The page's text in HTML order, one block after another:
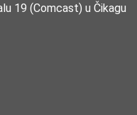
19 (Comcast) u Čikagu